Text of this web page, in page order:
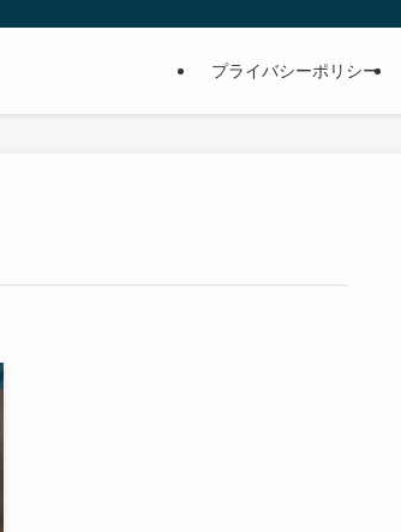
プライバシーポリシー